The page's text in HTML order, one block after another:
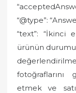
“@type”:
“text”: “İkinci
ürünün durumu
fotoğraflarını
etmek ve